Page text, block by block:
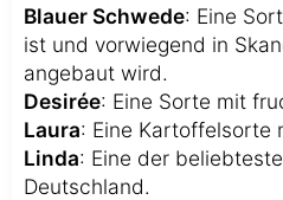
Blauer Schwede: Eine
ist und vorwiegend in
angebaut wird.
Desirée: Eine Sorte mit
Laura: Eine Kartoffelsorte
Linda: Eine der
Deutschland.